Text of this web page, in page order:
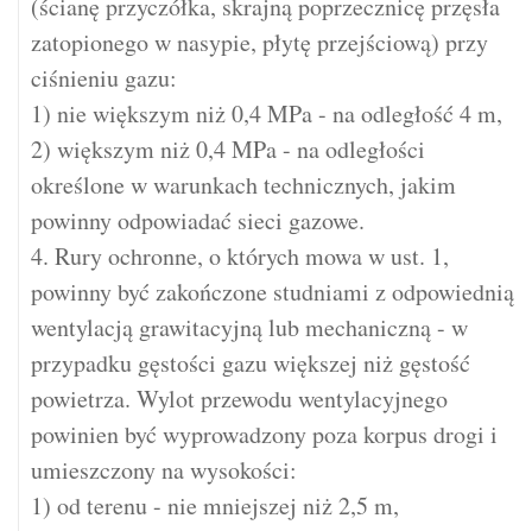
(ścianę przyczółka, skrajną poprzecznicę przęsła
zatopionego w nasypie, płytę przejściową) przy
ciśnieniu gazu:
1) nie większym niż 0,4 MPa - na odległość 4 m,
2) większym niż 0,4 MPa - na odległości
określone w warunkach technicznych, jakim
powinny odpowiadać sieci gazowe.
4. Rury ochronne, o których mowa w ust. 1,
powinny być zakończone studniami z odpowiednią
wentylacją grawitacyjną lub mechaniczną - w
przypadku gęstości gazu większej niż gęstość
powietrza. Wylot przewodu wentylacyjnego
powinien być wyprowadzony poza korpus drogi i
umieszczony na wysokości:
1) od terenu - nie mniejszej niż 2,5 m,